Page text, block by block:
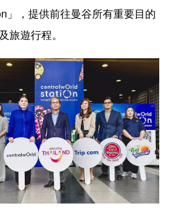
」，提供前往曼谷所有重要目的
旅遊行程。